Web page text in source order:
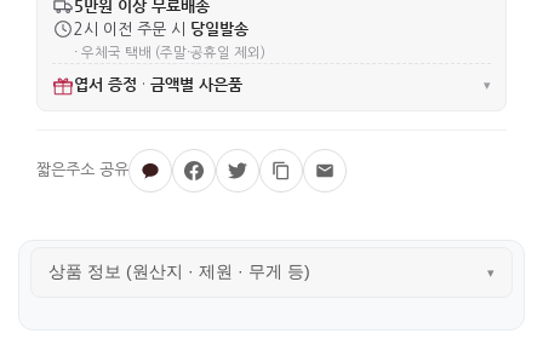
5만원 이상 무료배송
2시 이전 주문 시 당일발송
· 우체국 택배 (주말·공휴일 제외)
엽서 증정 · 금액별 사은품 ▾
상품 정보 (원산지 · 제원 · 무게 등) ▾